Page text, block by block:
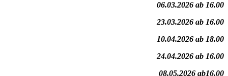
06.03.2026 ab 16.00
23.03.2026 ab 16.00
10.04.2026 ab 18.00
24.04.2026 ab 16.00
08.05.2026 ab16.00